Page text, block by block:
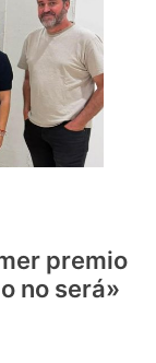
premio
no será»